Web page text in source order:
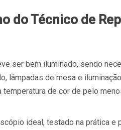
do Técnico de
ser bem iluminado, sendo
lâmpadas de mesa e
temperatura de cor de pelo
ideal, testado na prática e